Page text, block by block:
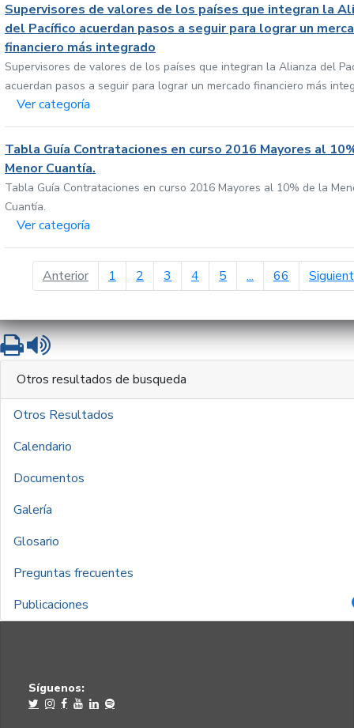
Supervisores de valores de los países que integran la
del Pacífico acuerdan pasos a seguir para lograr un
financiero más integrado
Supervisores de valores de los países que integran la Alianza del
acuerdan pasos a seguir para lograr un mercado financiero más
Ver categoría
Tabla Guía Contrataciones en curso 2016 Mayores al
Menor Cuantía.
Tabla Guía Contrataciones en curso 2016 Mayores al 10% de la
Cuantía.
Ver categoría
Anteriorpágina anterior
1 2 3 4 5 ... 66
ImprimirLeer contenido
Otros resultados de busqueda
Otros Resultados
Calendario
Documentos
Galería
Glosario
Preguntas frecuentes
Publicaciones
Síguenos: